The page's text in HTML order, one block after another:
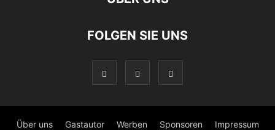
FOLGEN SIE UNS
Über uns Gastautor Werben Sponsoren Impressum